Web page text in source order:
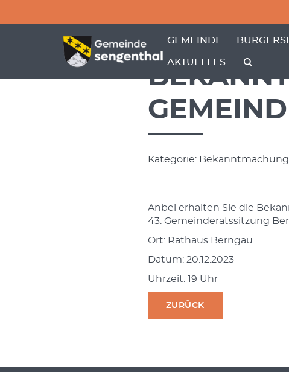
GEMEINDE
ZEIGE MENÜ- ZEIGE
AKTUELLES
Kategorie: Bekanntmachung
Anbei erhalten Sie die
43. Gemeinderatssitzung
Ort: Rathaus Berngau
Datum: 20.12.2023
Uhrzeit: 19 Uhr
ZURÜCK